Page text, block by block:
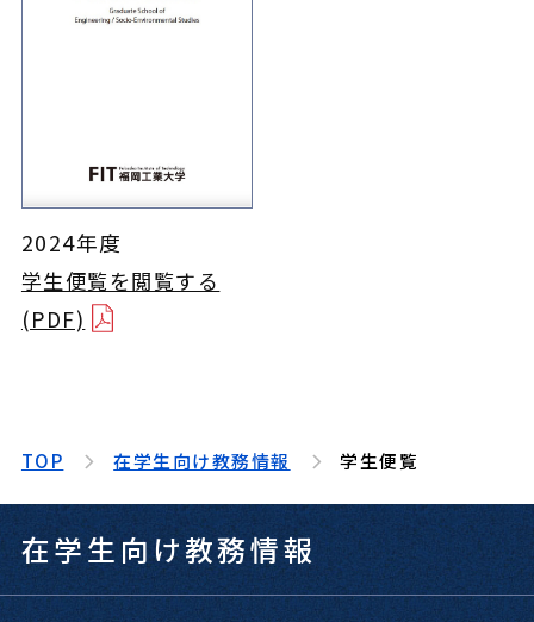
2024年度
学生便覧を閲覧する
(PDF)
TOP 在学生向け教務情報 学生便覧
在学生向け教務情報